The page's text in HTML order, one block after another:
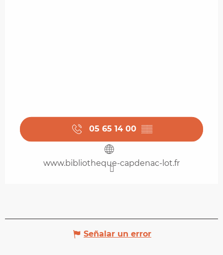
05 65 14 00 ▒▒
www.bibliotheque-capdenac-lot.fr
Señalar un error